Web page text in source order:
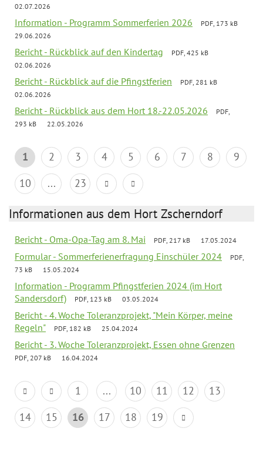
02.07.2026
Information - Programm Sommerferien 2026
PDF, 173 kB
29.06.2026
Bericht - Rückblick auf den Kindertag
PDF, 425 kB
02.06.2026
Bericht - Rückblick auf die Pfingstferien
PDF, 281 kB
02.06.2026
Bericht - Rückblick aus dem Hort 18.-22.05.2026
PDF,
293 kB
22.05.2026
1 2 3 4 5 6 7 8
9
10
... 23
Informationen aus dem Hort Zscherndorf
Bericht - Oma-Opa-Tag am 8. Mai PDF, 217 kB 17.05.2024
Formular - Sommerferienerfragung Einschüler 2024
PDF,
73 kB
15.05.2024
Information - Programm Pfingstferien 2024 (im Hort
Sandersdorf)
PDF, 123 kB 03.05.2024
Bericht - 4. Woche Toleranzprojekt, "Mein Körper, meine
Regeln"
PDF, 182 kB 25.04.2024
Bericht - 3. Woche Toleranzprojekt, Essen ohne Grenzen
PDF, 207 kB 16.04.2024
1 ... 10 11 12
13
14
15 16 17 18 19